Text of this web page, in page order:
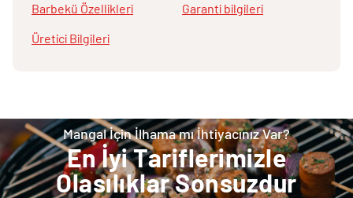
Barbekü Özellikleri
Garanti bilgileri
Üretici Bilgileri
Mangal İçin İlhama mı İhtiyacınız Var?
En İyi Tariflerimizle
Olasılıklar Sonsuzdur